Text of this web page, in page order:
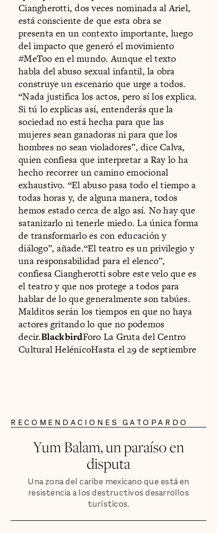
Ciangherotti, dos veces nominada al Ariel,
está consciente de que esta obra se
presenta en un contexto importante, luego
del impacto que generó el movimiento
#MeToo en el mundo. Aunque el texto
habla del abuso sexual infantil, la obra
construye un escenario que urge a todos.
“Nada justifica los actos, pero sí los explica.
Si tú lo explicas así, entenderás que la
sociedad no está hecha para que las
mujeres sean ganadoras ni para que los
hombres no sean violadores”, dice Calva,
quien confiesa que interpretar a Ray lo ha
hecho recorrer un camino emocional
exhaustivo. “El abuso pasa todo el tiempo a
todas horas y, de alguna manera, todos
hemos estado cerca de algo así. No hay que
satanizarlo ni tenerle miedo. La única forma
de transformarlo es con educación y
diálogo”, añade.“El teatro es un privilegio y
una responsabilidad para el elenco”,
confiesa Ciangherotti sobre este velo que es
el teatro y que nos protege a todos para
hablar de lo que generalmente son tabúes.
Malditos serán los tiempos en que no haya
actores gritando lo que no podemos
decir.BlackbirdForo La Gruta del Centro
Cultural HelénicoHasta el 29 de septiembre
RECOMENDACIONES GATOPARDO
Yum Balam, un paraíso en
disputa
Una zona del caribe mexicano que está en
resistencia a los destructivos desarrollos
turísticos.